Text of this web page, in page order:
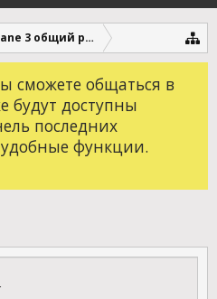
3 общий раздел
сможете общаться в
будут доступны
последних
функции.